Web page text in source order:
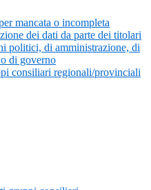
mancata o incompleta
dei dati da parte dei titolari
politici, di amministrazione, di
di governo
consiliari regionali/provinciali